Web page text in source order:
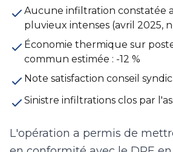
Aucune infiltration constatée
pluvieux intenses (avril 2025,
Économie thermique sur
commun estimée : -12 %
Note satisfaction conseil
Sinistre infiltrations clos par
L'opération a permis de